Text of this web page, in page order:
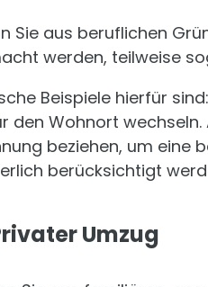
Sie aus beruflichen
werden, teilweise
Beispiele hierfür
den Wohnort wechseln.
beziehen, um eine
berücksichtigt
Umzug